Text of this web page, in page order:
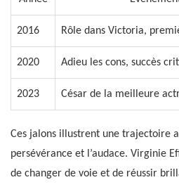
2016 Rôle dans Victoria,
2020 Adieu les cons, succès
2023 César de la meilleure
Ces jalons illustrent une trajectoire
persévérance et l’audace. Virginie
de changer de voie et de réussir